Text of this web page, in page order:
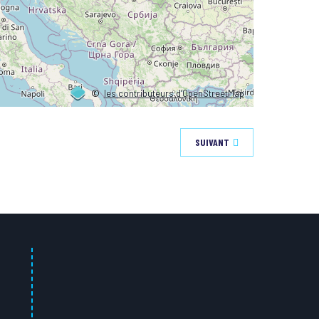
©les contributeurs d’OpenStreetMap
SUIVANT